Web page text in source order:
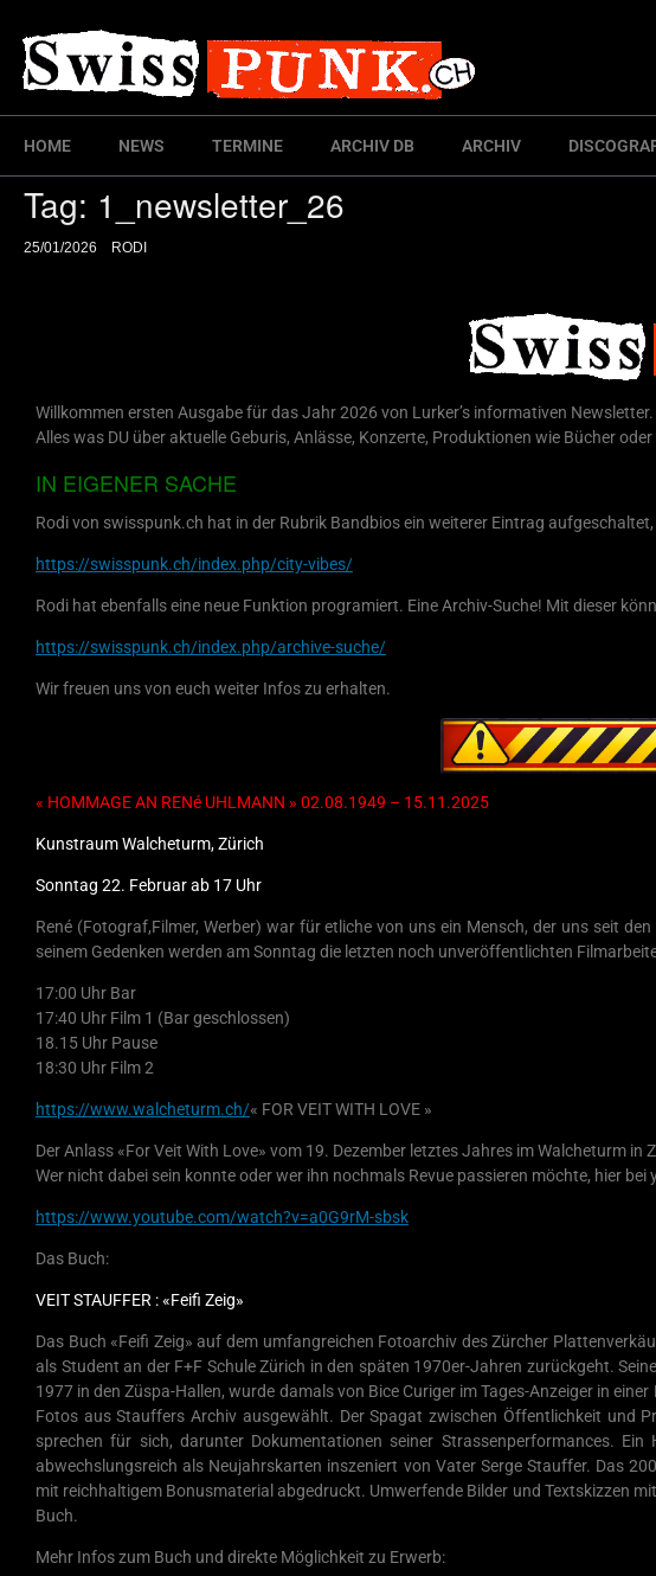
HOME NEWS TERMINE ARCHIV DB ARCHIV
Tag: 1_newsletter_26
25/01/2026 RODI
Willkommen ersten Ausgabe für das Jahr 2026 von Lurker’s informativen Newsletter.
Alles was DU über aktuelle Geburis, Anlässe, Konzerte, Produktionen wie Bücher
IN EIGENER SACHE
Rodi von swisspunk.ch hat in der Rubrik Bandbios ein weiterer Eintrag
https://swisspunk.ch/index.php/city-vibes/
Rodi hat ebenfalls eine neue Funktion programiert. Eine Archiv-Suche! Mit dieser
https://swisspunk.ch/index.php/archive-suche/
Wir freuen uns von euch weiter Infos zu erhalten.
« HOMMAGE AN RENé UHLMANN » 02.08.1949 – 15.11.2025
Kunstraum Walcheturm, Zürich
Sonntag 22. Februar ab 17 Uhr
René (Fotograf,Filmer, Werber) war für etliche von uns ein Mensch, der uns seit
seinem Gedenken werden am Sonntag die letzten noch unveröffentlichten
17:00 Uhr Bar
17:40 Uhr Film 1 (Bar geschlossen)
18.15 Uhr Pause
18:30 Uhr Film 2
https://www.walcheturm.ch/« FOR VEIT WITH LOVE »
Der Anlass «For Veit With Love» vom 19. Dezember letztes Jahres im Walcheturm in
Wer nicht dabei sein konnte oder wer ihn nochmals Revue passieren möchte, hier bei
https://www.youtube.com/watch?v=a0G9rM-sbsk
Das Buch:
VEIT STAUFFER : «Feifi Zeig»
Das Buch «Feifi Zeig» auf dem umfangreichen Fotoarchiv des Zürcher
als Student an der F+F Schule Zürich in den späten 1970er-Jahren zurückgeht.
1977 in den Züspa-Hallen, wurde damals von Bice Curiger im Tages-Anzeiger in
Fotos aus Stauffers Archiv ausgewählt. Der Spagat zwischen Öffentlichkeit und
sprechen für sich, darunter Dokumentationen seiner Strassenperformances.
abwechslungsreich als Neujahrskarten inszeniert von Vater Serge Stauffer. Das
mit reichhaltigem Bonusmaterial abgedruckt. Umwerfende Bilder und Textskizzen
Buch.
Mehr Infos zum Buch und direkte Möglichkeit zu Erwerb: